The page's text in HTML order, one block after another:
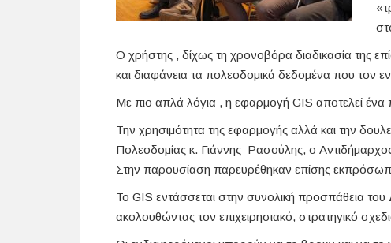
Ο χρήστης , δίχως τη χρονοβόρα διαδικασία της
και διαφάνεια τα πολεοδομικά δεδομένα που τον
Με πιο απλά λόγια , η εφαρμογή GIS αποτελεί ένα
Την χρησιμότητα της εφαρμογής αλλά και την
Πολεοδομίας κ. Γιάννης Ρασούλης, ο
Στην παρουσίαση παρευρέθηκαν επίσης
Το GIS εντάσσεται στην συνολική προσπάθεια του
ακολουθώντας τον επιχειρησιακό, στρατηγικό